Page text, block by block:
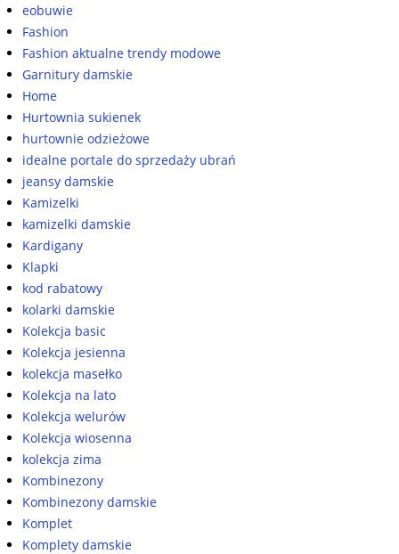
eobuwie
Fashion
Fashion aktualne trendy modowe
Garnitury damskie
Home
Hurtownia sukienek
hurtownie odzieżowe
idealne portale do sprzedaży ubrań
jeansy damskie
Kamizelki
kamizelki damskie
Kardigany
Klapki
kod rabatowy
kolarki damskie
Kolekcja basic
Kolekcja jesienna
kolekcja masełko
Kolekcja na lato
Kolekcja welurów
Kolekcja wiosenna
kolekcja zima
Kombinezony
Kombinezony damskie
Komplet
Komplety damskie